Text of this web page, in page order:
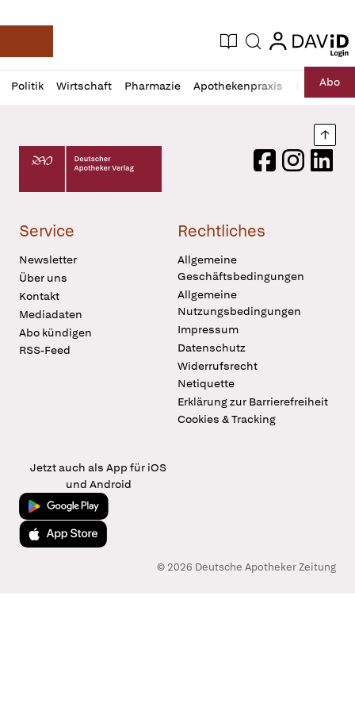
Deutsche Apotheker Zeitung
Aktuelle Ausgabe
Suche login
login
Politik Wirtschaft Pharmazie Apothekenpraxis RechtAbo
Profil
öffnen
Daz
Pur
Deutscher Apotheker Verlag Logo
FacebookInstagram
Service
Newsletter
Über uns
Kontakt
Mediadaten
Abo kündigen
RSS-Feed
Rechtliches
Allgemeine
Geschäftsbedingungen
Allgemeine
Nutzungsbedingungen
Impressum
Datenschutz
Widerrufsrecht
Netiquette
Erklärung zur Barrierefreiheit
Cookies & Tracking
Jetzt auch als App für iOS
und Android
Jetzt bei Google Play
Laden im App Store
© 2026 Deutsche Apotheker Zeitung